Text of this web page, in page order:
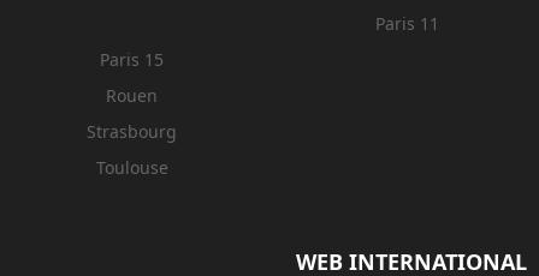
Paris 11
Paris 15
Rouen
Strasbourg
Toulouse
WEB INTERNATIONAL